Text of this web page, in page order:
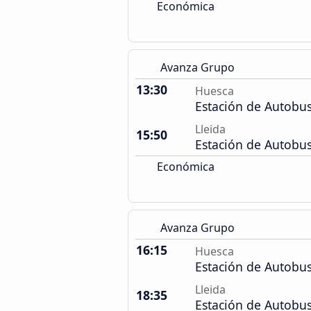
Económica
Avanza Grupo
13:30 Huesca
Estación de
15:50
Lleida
Estación de
Económica
Avanza Grupo
16:15 Huesca
Estación de
18:35
Lleida
Estación de